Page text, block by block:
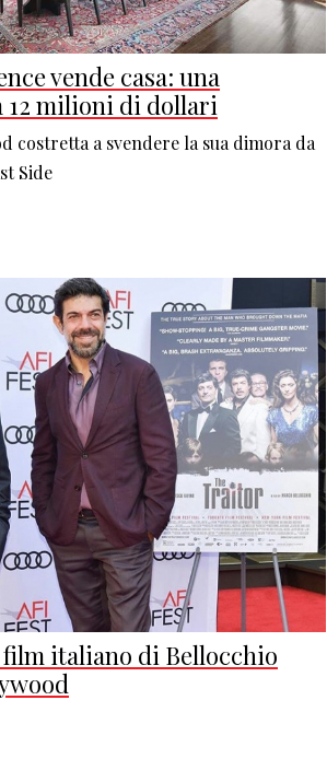
vende casa: una
12 milioni di dollari
costretta a svendere la sua dimora da
Side
italiano di Bellocchio